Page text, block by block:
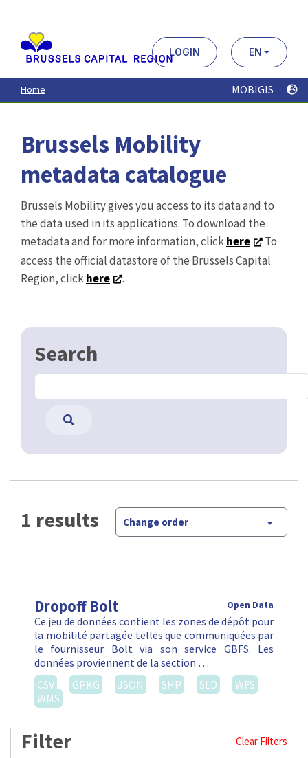
contenu
principal
LOGIN EN
Home MOBIGIS
Brussels Mobility
metadata catalogue
Brussels Mobility gives you access to its data and to
the data used in its applications. To download the
metadata and for more information, clickhere
To
access the official datastore of the Brussels Capital
Region, clickhere .
Search
1 results Change order
Dropoff Bolt Open Data
Ce jeu de données contient les zones de dépôt pour
la mobilité partagée telles que communiquées par
le fournisseur Bolt via son service GBFS. Les
données proviennent de la section …
CSV
GPKG JSON SHP SLD
WFS
WMS
Filter Clear Filters